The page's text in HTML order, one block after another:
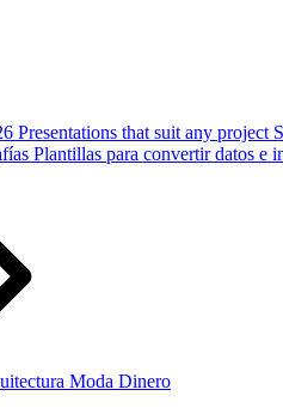
Presentations that suit any project
Plantillas para convertir datos e
Moda Dinero